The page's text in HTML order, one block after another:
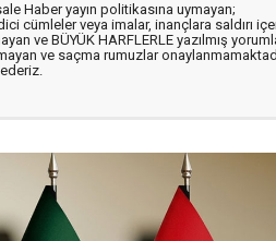
Haber yayın politikasına uymayan;
cümleler veya imalar, inançlara saldırı
ve BÜYÜK HARFLERLE yazılmış
ve saçma rumuzlar